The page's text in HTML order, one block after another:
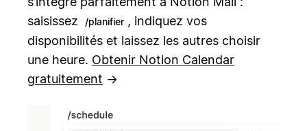
saisissez
/planifier , indiquez vos
disponibilités et laissez les autres choisir
une heure. Obtenir Notion Calendar
gratuitement →